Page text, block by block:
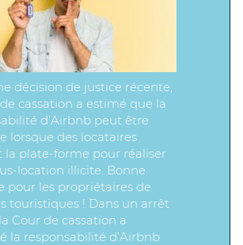
décision de justice récente,
cassation a estimé que la
d’Airbnb peut être
lorsque des locataires
la plate-forme pour réaliser
location illicite. Bonne
pour les propriétaires de
touristiques ! Dans un arrêt
Cour de cassation a
la responsabilité d’Airbnb